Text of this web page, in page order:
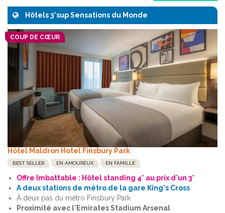
Hôtels 3*sup Sensations du Monde
COUP DE CŒUR
Hôtel Maldron Hotel Finsbury Park
BEST SELLER EN AMOUREUX EN FAMILLE
Offre Imbattable : Hôtel standing 4* au prix d'un 3*
A deux stations de métro de la gare King's Cross
À deux pas du métro Finsbury Park
Proximité avec l'Emirates Stadium Arsenal